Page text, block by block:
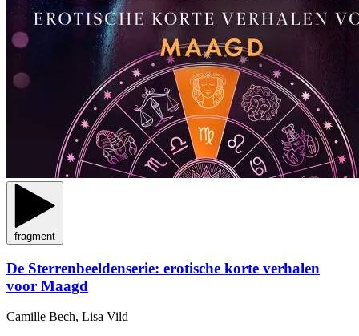
fragment
De Sterrenbeeldenserie: erotische korte verhalen
voor Maagd
Camille Bech, Lisa Vild